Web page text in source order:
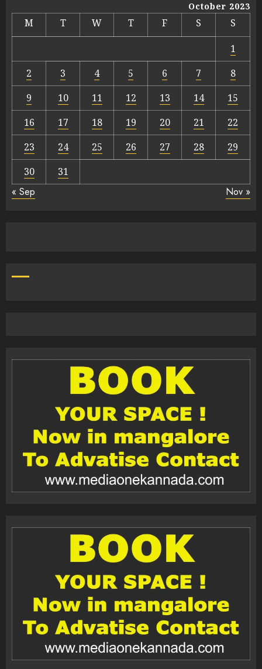
October 2023
M T W T F S
S
1
2
3 4 5 6 7
8
9
10 11 12 13 14
15
16
17 18 19 20 21
22
23
24 25 26 27 28
29
30
31
« Sep Nov »